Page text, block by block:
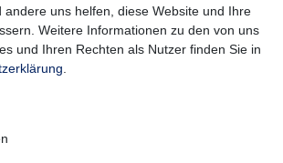
andere uns helfen, diese Website und Ihre
Weitere Informationen zu den von uns
und Ihren Rechten als Nutzer finden Sie in